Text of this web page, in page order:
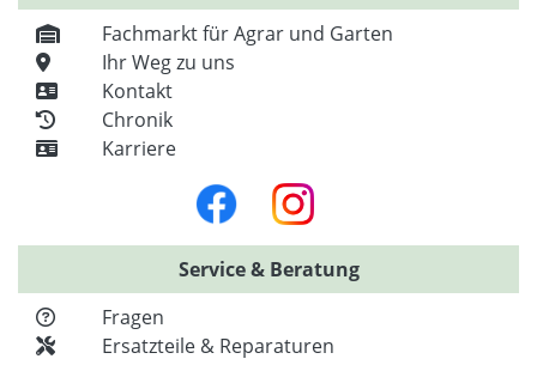
Fachmarkt für Agrar und Garten
Ihr Weg zu uns
Kontakt
Chronik
Karriere
Service & Beratung
Fragen
Ersatzteile & Reparaturen